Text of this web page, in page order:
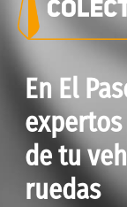
En El
de tu
ruedas